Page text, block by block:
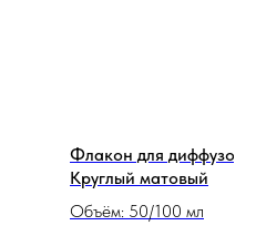
Флакон для диффузора
Круглый матовый
Объём: 50/100 мл